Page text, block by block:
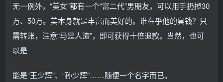
无一例外，“美女”都有一个“富二代”男朋友，可以用手扔掉30
万、50万。美本身就是丰富而美好的。谁在乎他的臭钱？只
需转账，注意“马是人渣”，即可获得十倍退款。当然，也可
以是
能是“王少辉”、“孙少辉”……随便一个名字而已。